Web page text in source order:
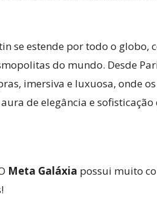
se estende por todo o
do mundo. Desde
imersiva e luxuosa, onde
de elegância e
Meta Galáxia possui muito